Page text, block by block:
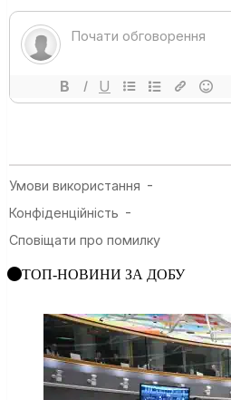
ТОП-НОВИНИ ЗА ДОБУ